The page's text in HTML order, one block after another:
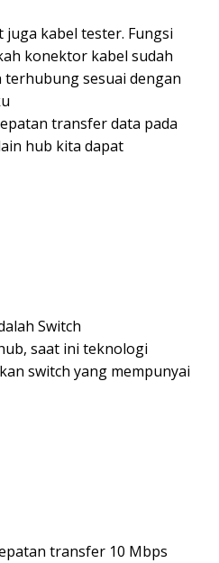
juga kabel tester. Fungsi
konektor kabel sudah
sesuai dengan
transfer data pada
hub kita dapat
Switch
saat ini teknologi
switch yang mempunyai
transfer 10 Mbps